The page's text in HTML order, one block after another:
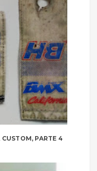
PARTE 4